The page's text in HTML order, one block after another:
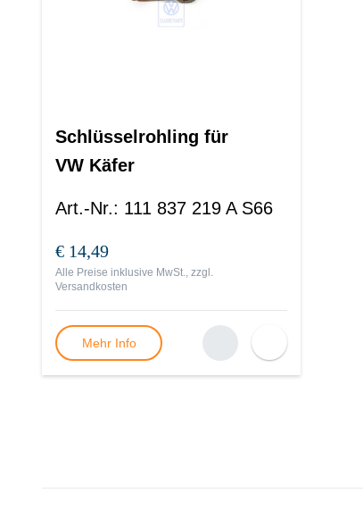
Schlüsselrohling für
VW Käfer
Art.-Nr.: 111 837 219 A S66
€ 14,49
Alle Preise inklusive MwSt., zzgl.
Versandkosten
Mehr Info